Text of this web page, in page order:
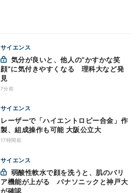
サイエンス
顔”に気付きやすくなる 理科大など発
見
7分前
サイエンス
レーザーで「ハイエントロピー合金」作
製、組成操作も可能 大阪公立大
17時間前
サイエンス
ア機能が上がる パナソニックと神戸大
が確認